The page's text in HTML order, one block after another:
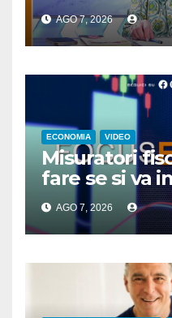
AGO 7, 2026
ECONOMIA VIDEO
Misuratori
fare se si va
AGO 7, 2026